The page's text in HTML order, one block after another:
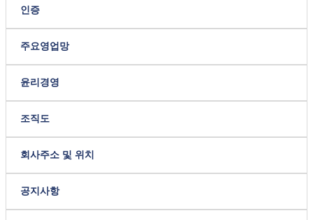
인증
주요영업망
윤리경영
조직도
회사주소 및 위치
공지사항